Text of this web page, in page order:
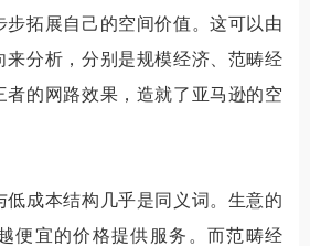
步拓展自己的空间价值。这可以由
来分析，分别是规模经济、范畴经
者的网路效果，造就了亚马逊的空
低成本结构几乎是同义词。生意的
便宜的价格提供服务。而范畴经